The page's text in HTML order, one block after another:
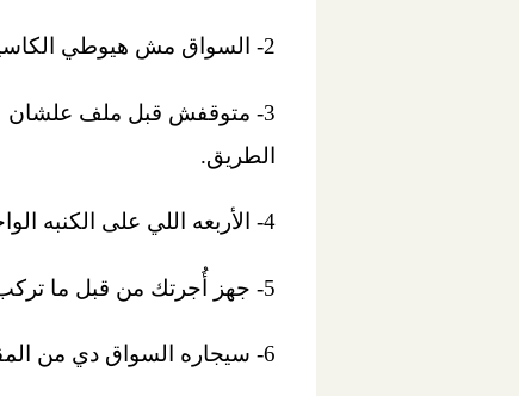
2- السواق مش هيوطي الكاسيت .. أجِل مكالماتك لحد ما تنزل.
3- متوقفش قبل ملف علشان
الطريق.
4- الأربعه اللي على الكنبه الواحده لازم يقعدوا زجزاج طالع نازل طالع نازل والعكس ممكن.
5- جهز أُجرتك من قبل ما تركب.
6- سيجاره السواق دي من المقدسات .. ماينفعش تقوله يطفيها.